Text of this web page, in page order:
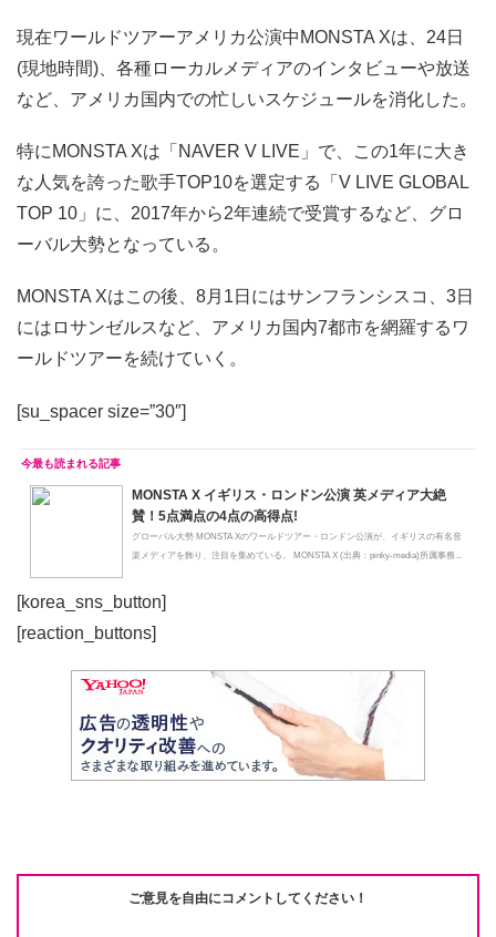
現在ワールドツアーアメリカ公演中MONSTA Xは、24日
(現地時間)、各種ローカルメディアのインタビューや放送
など、アメリカ国内での忙しいスケジュールを消化した。
特にMONSTA Xは「NAVER V LIVE」で、この1年に大き
な人気を誇った歌手TOP10を選定する「V LIVE GLOBAL
TOP 10」に、2017年から2年連続で受賞するなど、グロ
ーバル大勢となっている。
MONSTA Xはこの後、8月1日にはサンフランシスコ、3日
にはロサンゼルスなど、アメリカ国内7都市を網羅するワ
ールドツアーを続けていく。
[su_spacer size=”30″]
MONSTA X イギリス・ロンドン公演 英メディア大絶
賛！5点満点の4点の高得点!
グローバル大勢 MONSTA Xのワールドツアー・ロンドン公演が、イギリスの有名音
楽メディアを飾り、注目を集めている。 MONSTA X (出典：pinky-media)所属事務...
[korea_sns_button]
[reaction_buttons]
ご意見を自由にコメントしてください！